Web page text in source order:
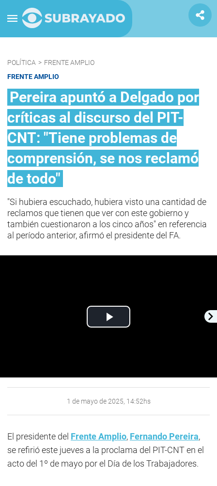
POLÍTICA > FRENTE AMPLIO
FRENTE AMPLIO
Pereira apuntó a Delgado por
críticas al discurso del PIT-
CNT: "Tiene problemas de
comprensión, se nos reclamó
de todo"
"Si hubiera escuchado, hubiera visto una cantidad de
reclamos que tienen que ver con este gobierno y
también cuestionaron a los cinco años" en referencia
al período anterior, afirmó el presidente del FA.
Play
1 de mayo de 2025, 14:52hs
El presidente del Frente Amplio, Fernando Pereira,
se refirió este jueves a la proclama del PIT-CNT en el
acto del 1º de mayo por el Día de los Trabajadores.